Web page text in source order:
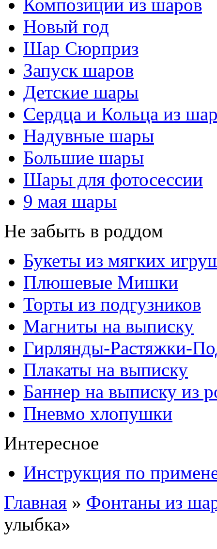
Композиции из шаров
Новый год
Шар Сюрприз
Запуск шаров
Детские шары
Сердца и Кольца из
Надувные шары
Большие шары
Шары для фотосессии
9 мая шары
Не забыть в роддом
Букеты из мягких
Плюшевые Мишки
Торты из подгузников
Магниты на выписку
Гирлянды-Растяжки-
Плакаты на выписку
Баннер на выписку из
Пневмо хлопушки
Интересное
Инструкция по
Главная » Фонтаны из
улыбка»